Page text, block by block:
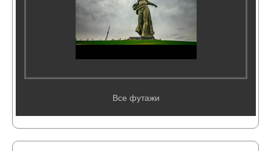
Все футажи